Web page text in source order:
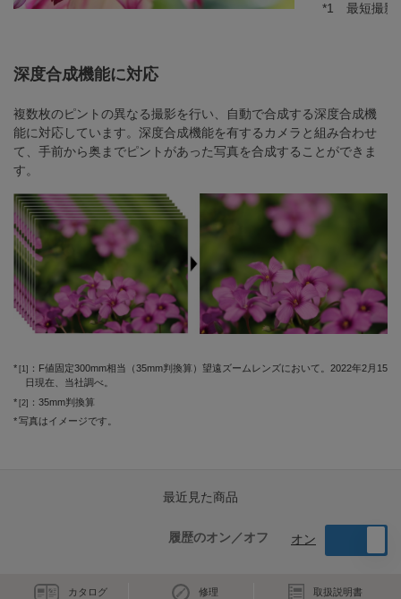
*1 最短撮影
深度合成機能に対応
複数枚のピントの異なる撮影を行い、自動で合成する深度合成機
能に対応しています。深度合成機能を有するカメラと組み合わせ
て、手前から奥までピントがあった写真を合成することができま
す。
[1]
：F値固定300mm相当（35mm判換算）望遠ズームレンズにおいて。2022年2月15
日現在、当社調べ。
[2]
：35mm判換算
写真はイメージです。
最近見た商品
履歴のオン／オフ オン
カタログ 修理 取扱説明書